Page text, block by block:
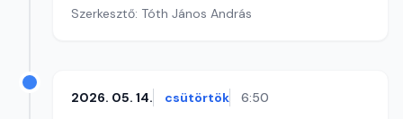
Szerkesztő: Tóth János András
2026. 05. 14. csütörtök 6:50